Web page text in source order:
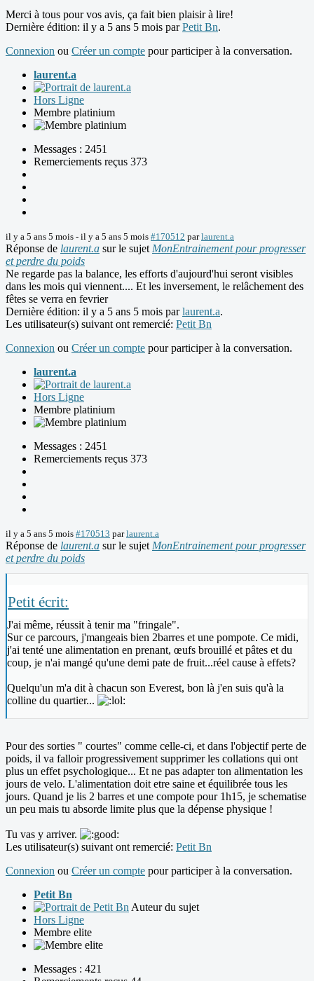
Merci à tous pour vos avis, ça fait bien plaisir à lire!
Dernière édition: il y a 5 ans 5 mois parPetit Bn.
Connexion ou Créer un compte pour participer à la conversation.
laurent.a
Hors Ligne
Membre platinium
Messages : 2451
Remerciements reçus 373
il y a 5 ans 5 mois - il y a 5 ans 5 mois #170512 parlaurent.a
Réponse de laurent.a sur le sujet MonEntrainement pour progresser
et perdre du poids
Ne regarde pas la balance, les efforts d'aujourd'hui seront visibles
dans les mois qui viennent.... Et les inversement, le relâchement des
fêtes se verra en fevrier
Dernière édition: il y a 5 ans 5 mois parlaurent.a.
Les utilisateur(s) suivant ont remercié: Petit Bn
Connexion ou Créer un compte pour participer à la conversation.
laurent.a
Hors Ligne
Membre platinium
Messages : 2451
Remerciements reçus 373
il y a 5 ans 5 mois #170513 parlaurent.a
Réponse de laurent.a sur le sujet MonEntrainement pour progresser
et perdre du poids
Petit écrit:
J'ai même, réussit à tenir ma "fringale".
Sur ce parcours, j'mangeais bien 2barres et une pompote. Ce midi,
j'ai tenté une alimentation en prenant, œufs brouillé et pâtes et du
coup, je n'ai mangé qu'une demi pate de fruit...réel cause à effets?
Quelqu'un m'a dit à chacun son Everest, bon là j'en suis qu'à la
colline du quartier...
Pour des sorties " courtes" comme celle-ci, et dans l'objectif perte de
poids, il va falloir progressivement supprimer les collations qui ont
plus un effet psychologique... Et ne pas adapter ton alimentation les
jours de velo. L'alimentation doit etre saine et équilibrée tous les
jours. Quand je lis 2 barres et une compote pour 1h15, je schematise
un peu mais tu absorde limite plus que la dépense physique !
Tu vas y arriver.
Les utilisateur(s) suivant ont remercié: Petit Bn
Connexion ou Créer un compte pour participer à la conversation.
Petit Bn
Auteur du sujet
Hors Ligne
Membre elite
Messages : 421